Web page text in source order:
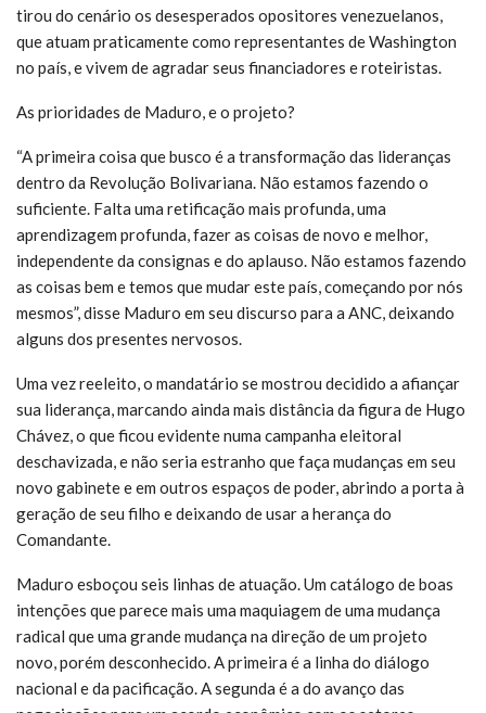
tirou do cenário os desesperados opositores venezuelanos,
que atuam praticamente como representantes de Washington
no país, e vivem de agradar seus financiadores e roteiristas.
As prioridades de Maduro, e o projeto?
“A primeira coisa que busco é a transformação das lideranças
dentro da Revolução Bolivariana. Não estamos fazendo o
suficiente. Falta uma retificação mais profunda, uma
aprendizagem profunda, fazer as coisas de novo e melhor,
independente da consignas e do aplauso. Não estamos fazendo
as coisas bem e temos que mudar este país, começando por nós
mesmos”, disse Maduro em seu discurso para a ANC, deixando
alguns dos presentes nervosos.
Uma vez reeleito, o mandatário se mostrou decidido a afiançar
sua liderança, marcando ainda mais distância da figura de Hugo
Chávez, o que ficou evidente numa campanha eleitoral
deschavizada, e não seria estranho que faça mudanças em seu
novo gabinete e em outros espaços de poder, abrindo a porta à
geração de seu filho e deixando de usar a herança do
Comandante.
Maduro esboçou seis linhas de atuação. Um catálogo de boas
intenções que parece mais uma maquiagem de uma mudança
radical que uma grande mudança na direção de um projeto
novo, porém desconhecido. A primeira é a linha do diálogo
nacional e da pacificação. A segunda é a do avanço das